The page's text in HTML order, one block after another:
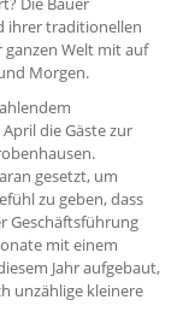
ihrer traditionellen
ganzen Welt mit auf
Morgen.
die Gäste zur
gesetzt, um
zu geben, dass
Geschäftsführung
mit einem
Jahr aufgebaut,
unzählige kleinere